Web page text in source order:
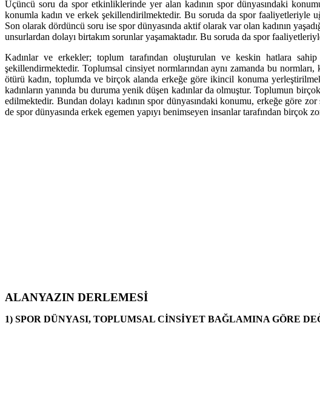
Üçüncü soru da spor etkinliklerinde yer alan kadının spor dünyasındaki
konumla kadın ve erkek şekillendirilmektedir. Bu soruda da spor faaliyetleriyle
Son olarak dördüncü soru ise spor dünyasında aktif olarak var olan kadının
unsurlardan dolayı birtakım sorunlar yaşamaktadır. Bu soruda da spor
Kadınlar ve erkekler; toplum tarafından oluşturulan ve keskin hatlara
şekillendirmektedir. Toplumsal cinsiyet normlarından aynı zamanda bu
ötürü kadın, toplumda ve birçok alanda erkeğe göre ikincil konuma
kadınların yanında bu duruma yenik düşen kadınlar da olmuştur. Toplumun
edilmektedir. Bundan dolayı kadının spor dünyasındaki konumu, erkeğe göre
de spor dünyasında erkek egemen yapıyı benimseyen insanlar tarafından birçok
ALANYAZIN DERLEMESİ
1) SPOR DÜNYASI, TOPLUMSAL CİNSİYET BAĞLAMINA GÖRE